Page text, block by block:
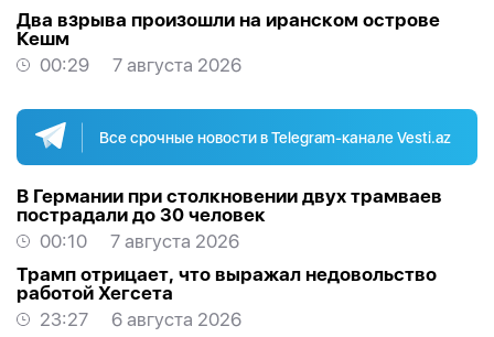
Два взрыва произошли на иранском острове
Кешм
00:29
7 августа 2026
Все срочные новости в Telegram-канале Vesti.az
В Германии при столкновении двух трамваев
пострадали до 30 человек
00:10
7 августа 2026
Трамп отрицает, что выражал недовольство
работой Хегсета
23:27
6 августа 2026